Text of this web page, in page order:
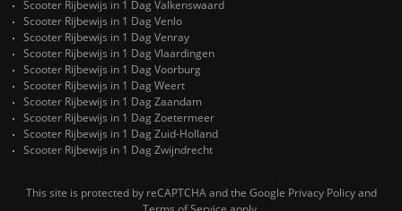
Scooter Rijbewijs in 1 Dag Valkenswaard
Scooter Rijbewijs in 1 Dag Venlo
Scooter Rijbewijs in 1 Dag Venray
Scooter Rijbewijs in 1 Dag Vlaardingen
Scooter Rijbewijs in 1 Dag Voorburg
Scooter Rijbewijs in 1 Dag Weert
Scooter Rijbewijs in 1 Dag Zaandam
Scooter Rijbewijs in 1 Dag Zoetermeer
Scooter Rijbewijs in 1 Dag Zuid-Holland
Scooter Rijbewijs in 1 Dag Zwijndrecht
This site is protected by reCAPTCHA and the Google Privacy Policyand